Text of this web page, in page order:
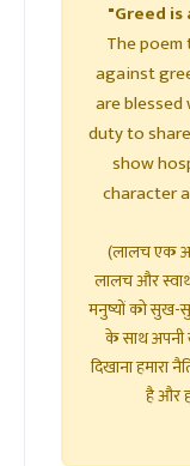
"Greed is
The
against
are
duty to
show
character
(लालच एक
लालच और
मनुष्यों को सुख-
के साथ अपनी
दिखाना हमारा
है और